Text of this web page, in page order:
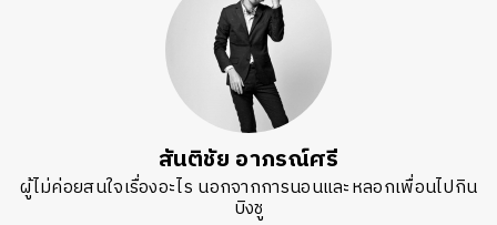
สันติชัย อาภรณ์ศรี
ผู้ไม่ค่อยสนใจเรื่องอะไร นอกจากการนอนและหลอกเพื่อนไปกิน
บิงชู